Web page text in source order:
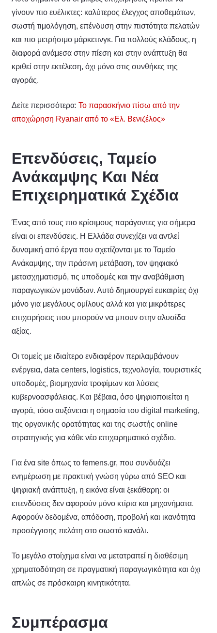
γίνουν πιο ευέλικτες: καλύτερος έλεγχος αποθεμάτων,
σωστή τιμολόγηση, επένδυση στην πιστότητα πελατών
και πιο μετρήσιμο μάρκετινγκ. Για πολλούς κλάδους, η
διαφορά ανάμεσα στην πίεση και στην ανάπτυξη θα
κριθεί στην εκτέλεση, όχι μόνο στις συνθήκες της
αγοράς.
Δείτε περισσότερα: Το παρασκήνιο πίσω από την
αποχώρηση Ryanair από το «Ελ. Βενιζέλος»
Επενδύσεις, Ταμείο
Ανάκαμψης Και Νέα
Επιχειρηματικά Σχέδια
Ένας από τους πιο κρίσιμους παράγοντες για σήμερα
είναι οι επενδύσεις. Η Ελλάδα συνεχίζει να αντλεί
δυναμική από έργα που σχετίζονται με το Ταμείο
Ανάκαμψης, την πράσινη μετάβαση, τον ψηφιακό
μετασχηματισμό, τις υποδομές και την αναβάθμιση
παραγωγικών μονάδων. Αυτό δημιουργεί ευκαιρίες όχι
μόνο για μεγάλους ομίλους αλλά και για μικρότερες
επιχειρήσεις που μπορούν να μπουν στην αλυσίδα
αξίας.
Οι τομείς με ιδιαίτερο ενδιαφέρον περιλαμβάνουν
ενέργεια, data centers, logistics, τεχνολογία, τουριστικές
υποδομές, βιομηχανία τροφίμων και λύσεις
κυβερνοασφάλειας. Και βέβαια, όσο ψηφιοποιείται η
αγορά, τόσο αυξάνεται η σημασία του digital marketing,
της οργανικής ορατότητας και της σωστής online
στρατηγικής για κάθε νέο επιχειρηματικό σχέδιο.
Για ένα site όπως το femens.gr, που συνδυάζει
ενημέρωση με πρακτική γνώση γύρω από SEO και
ψηφιακή ανάπτυξη, η εικόνα είναι ξεκάθαρη: οι
επενδύσεις δεν αφορούν μόνο κτίρια και μηχανήματα.
Αφορούν δεδομένα, απόδοση, προβολή και ικανότητα
προσέγγισης πελάτη στο σωστό κανάλι.
Το μεγάλο στοίχημα είναι να μετατραπεί η διαθέσιμη
χρηματοδότηση σε πραγματική παραγωγικότητα και όχι
απλώς σε πρόσκαιρη κινητικότητα.
Συμπέρασμα